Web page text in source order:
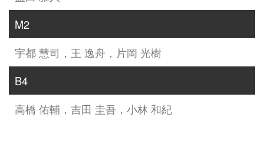
M2
宇都 慧司，王 逸舟，片岡 光樹
B4
高橋 佑輔，吉田 圭吾，小林 和紀